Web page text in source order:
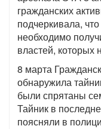
гражданских
подчеркивала,
необходимо
властей, которых
8 марта
обнаружила
были спрятаны
Тайник в
поясняли в